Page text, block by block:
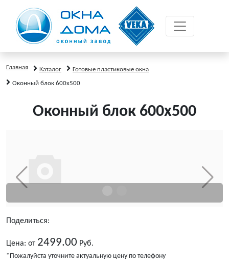
Главная Каталог Готовые пластиковые окна
Оконный блок 600x500
Оконный блок 600x500
Поделиться:
Цена: от 2499.00 Руб.
*Пожалуйста уточните актуальную цену по телефону